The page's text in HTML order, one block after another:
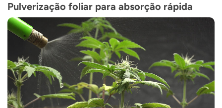
Pulverização foliar para absorção rápida